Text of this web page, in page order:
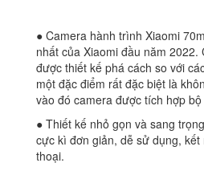
● Camera hành trình Xiaomi
nhất của Xiaomi đầu năm
được thiết kế phá cách so với
một đặc điểm rất đặc biệt là
vào đó camera được tích hợp
● Thiết kế nhỏ gọn và sang
cực kì đơn giản, dễ sử dụng, kết
thoại.